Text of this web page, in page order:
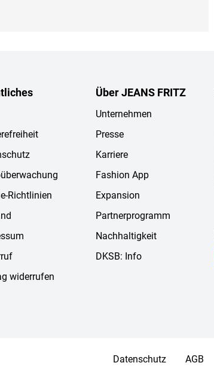
Richtlinien
widerrufen
Über JEANS FRITZ
Unternehmen
Presse
Karriere
Fashion App
Expansion
Partnerprogramm
Nachhaltigkeit
DKSB: Info
Datenschutz AGB